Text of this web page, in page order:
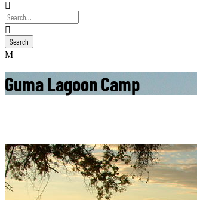
Guma Lagoon Camp